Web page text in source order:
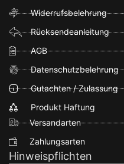
Widerrufsbelehrung
Rücksendeanleitung
AGB
Datenschutzbelehrung
Gutachten / Zulassung
Produkt Haftung
Versandarten
Zahlungsarten
Hinweispflichten